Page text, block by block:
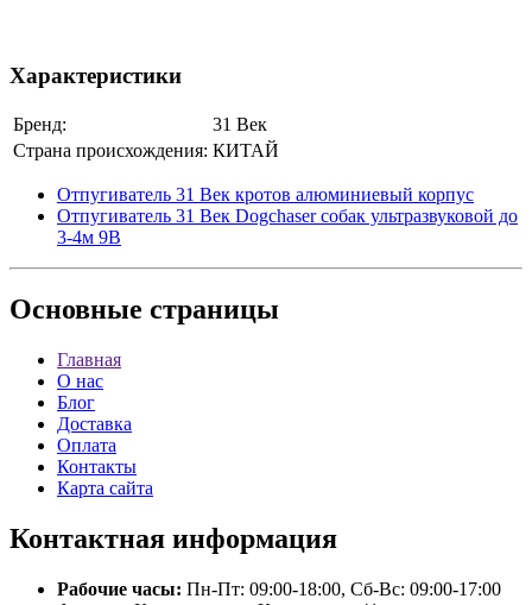
Характеристики
Бренд:
31 Век
Страна происхождения: КИТАЙ
Отпугиватель 31 Век кротов алюминиевый корпус
Отпугиватель 31 Век Dogchaser собак ультразвуковой до
3-4м 9В
Основные страницы
Главная
О нас
Блог
Доставка
Оплата
Контакты
Карта сайта
Контактная информация
Рабочие часы: Пн-Пт: 09:00-18:00, Сб-Вс: 09:00-17:00